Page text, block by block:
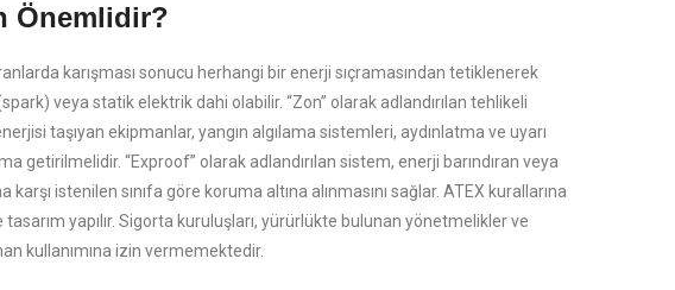
Önemlidir?
karışması sonucu herhangi bir enerji sıçramasından tetiklenerek
veya statik elektrik dahi olabilir. “Zon” olarak adlandırılan tehlikeli
taşıyan ekipmanlar, yangın algılama sistemleri, aydınlatma ve uyarı
getirilmelidir. “Exproof” olarak adlandırılan sistem, enerji barındıran veya
karşı istenilen sınıfa göre koruma altına alınmasını sağlar. ATEX kurallarına
tasarım yapılır. Sigorta kuruluşları, yürürlükte bulunan yönetmelikler ve
kullanımına izin vermemektedir.